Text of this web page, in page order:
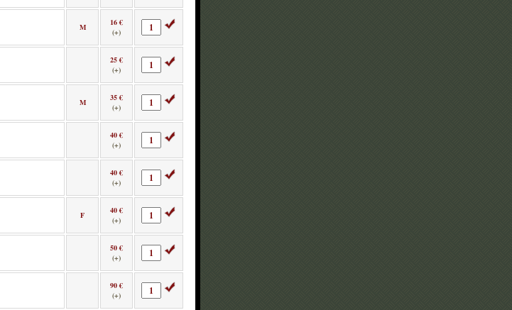
M
16 €
(+)
25 €
(+)
M
35 €
(+)
40 €
(+)
40 €
(+)
F
40 €
(+)
50 €
(+)
90 €
(+)